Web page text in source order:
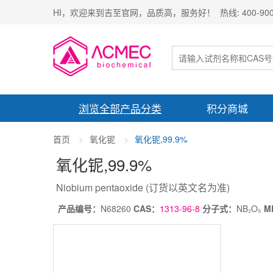
HI，欢迎来到吉至官网，品质高，服务好！ 热线: 400-
浏览全部产品分类 积分商城
首页 氧化铌 氧化铌,99.9%
氧化铌,99.9%
Niobium pentaoxide (订货以英文名为准)
产品编号： N68260 CAS： 1313-96-8 分子式： NB₂O₅